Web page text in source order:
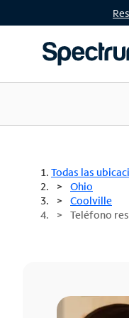
Todas las
Ohio
Coolville
Teléfono